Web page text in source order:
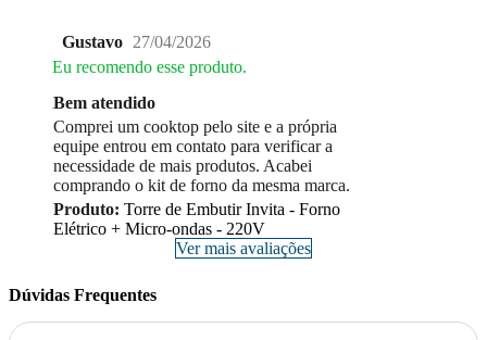
Gustavo 27/04/2026
Eu recomendo esse produto.
Bem atendido
Comprei um cooktop pelo site e a própria
equipe entrou em contato para verificar a
necessidade de mais produtos. Acabei
comprando o kit de forno da mesma marca.
Produto: Torre de Embutir Invita - Forno
Elétrico + Micro-ondas - 220V
Ver mais avaliações
Dúvidas Frequentes